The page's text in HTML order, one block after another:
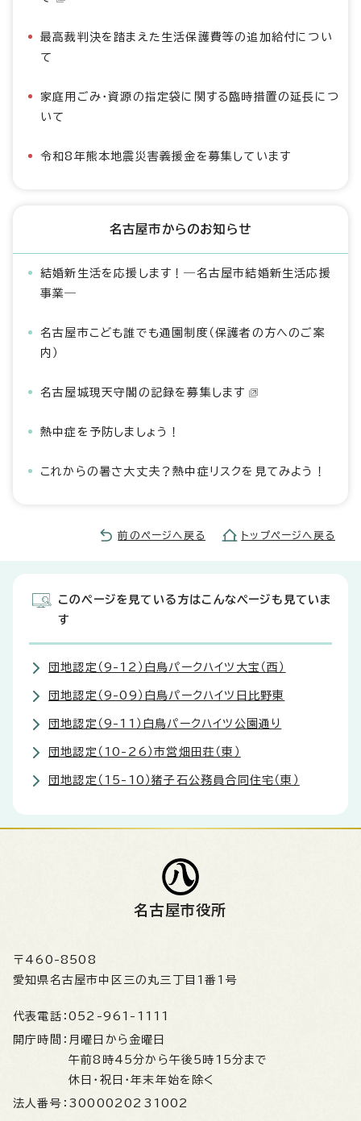
最高裁判決を踏まえた生活保護費等の追加給付につい
て
家庭用ごみ・資源の指定袋に関する臨時措置の延長につ
いて
令和8年熊本地震災害義援金を募集しています
名古屋市からのお知らせ
結婚新生活を応援します！―名古屋市結婚新生活応援
事業―
名古屋市こども誰でも通園制度（保護者の方へのご案
内）
名古屋城現天守閣の記録を募集します
熱中症を予防しましょう！
これからの暑さ大丈夫？熱中症リスクを見てみよう！
前のページへ戻る トップページへ戻る
このページを見ている方はこんなページも見ていま
す
団地認定（9-12）白鳥パークハイツ大宝（西）
団地認定（9-09）白鳥パークハイツ日比野東
団地認定（9-11）白鳥パークハイツ公園通り
団地認定（10-26）市営畑田荘（東）
団地認定（15-10）猪子石公務員合同住宅（東）
名古屋市役所
〒460-8508
愛知県名古屋市中区三の丸三丁目1番1号
代表電話： 052-961-1111
開庁時間： 月曜日から金曜日
午前8時45分から午後5時15分まで
休日・祝日・年末年始を除く
法人番号： 3000020231002